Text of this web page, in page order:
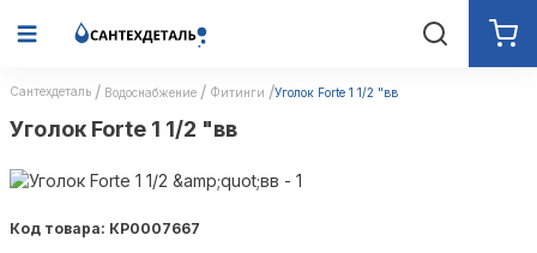
Сантехдеталь Водоснабжение Фитинги Уголок Forte 1 1/2 "вв
Уголок Forte 1 1/2 "вв
Код товара: КР0007667